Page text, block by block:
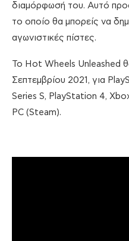
διαμόρφωσή του. Αυτό
το οποίο θα μπορείς να
αγωνιστικές πίστες.
Το Hot Wheels Unleashed
Σεπτεμβρίου 2021, για
Series S, PlayStation 4,
PC (Steam).